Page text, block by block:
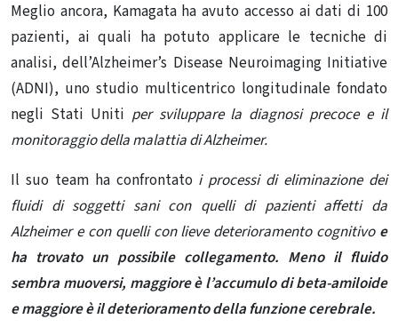
Meglio ancora, Kamagata ha avuto accesso ai dati di 100
pazienti, ai quali ha potuto applicare le tecniche di
analisi, dell’Alzheimer’s Disease Neuroimaging Initiative
(ADNI), uno studio multicentrico longitudinale fondato
negli Stati Uniti per sviluppare la diagnosi precoce e il
monitoraggio della malattia di Alzheimer.
Il suo team ha confrontato i processi di eliminazione dei
fluidi di soggetti sani con quelli di pazienti affetti da
Alzheimer e con quelli con lieve deterioramento cognitivo e
ha trovato un possibile collegamento. Meno il fluido
sembra muoversi, maggiore è l’accumulo di beta-amiloide
e maggiore è il deterioramento della funzione cerebrale.